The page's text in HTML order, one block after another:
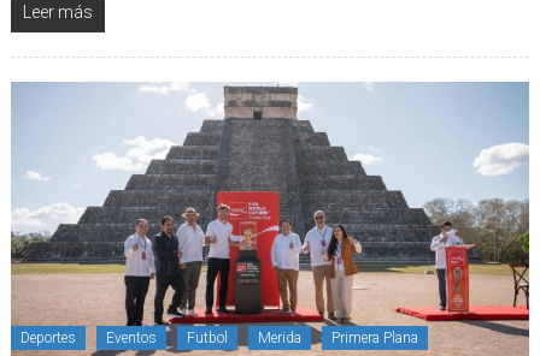
Leer más
Deportes Eventos Futbol Merida Primera Plana